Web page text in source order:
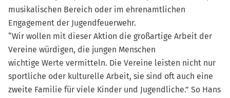
musikalischen Bereich oder im ehrenamtlichen
Engagement der Jugendfeuerwehr.
“Wir wollen mit dieser Aktion die großartige Arbeit der
Vereine würdigen, die jungen Menschen
wichtige Werte vermitteln. Die Vereine leisten nicht nur
sportliche oder kulturelle Arbeit, sie sind oft auch eine
zweite Familie für viele Kinder und Jugendliche.” So Hans